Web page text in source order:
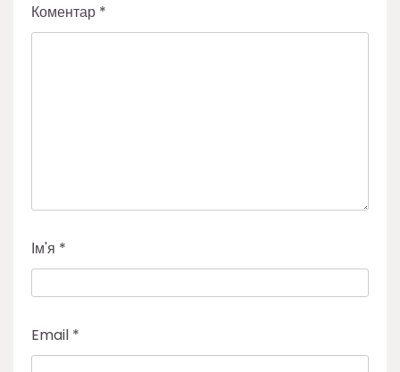
Коментар *
Ім'я *
Email *